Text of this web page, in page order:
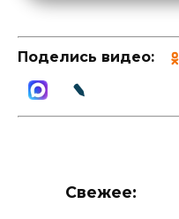
Поделись видео:
Свежее: